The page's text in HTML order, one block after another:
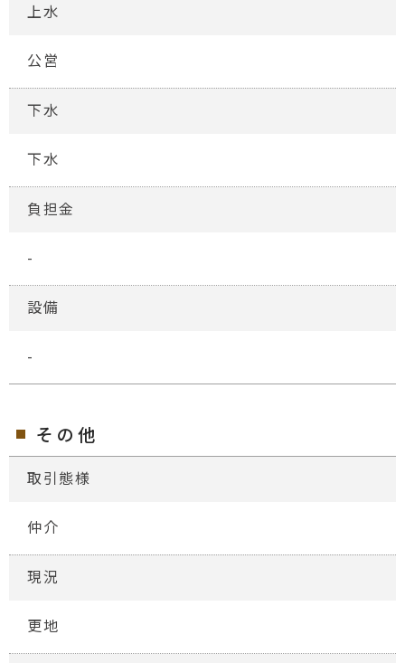
上水
公営
下水
下水
負担金
-
設備
-
その他
取引態様
仲介
現況
更地